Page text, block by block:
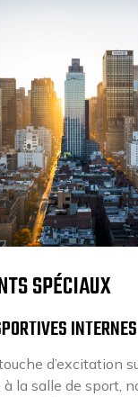
SPÉCIAUX
INTERNES
d’excitation
la salle de sport,